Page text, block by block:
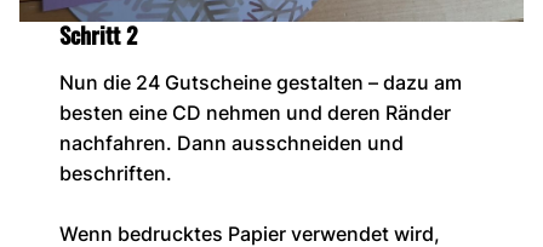
Schritt 2
Nun die 24 Gutscheine gestalten – dazu am
besten eine CD nehmen und deren Ränder
nachfahren. Dann ausschneiden und
beschriften.
Wenn bedrucktes Papier verwendet wird,